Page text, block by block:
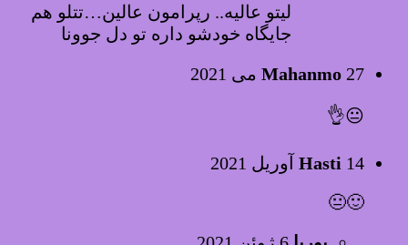
لیتو عالیه.. رپرامون عالین…تتلو هم
جایگاه خودشو داره تو دل جوونا
Mahanmo 27 می 2021
😐👌
Hasti 14 آوریل 2021
🙂😐